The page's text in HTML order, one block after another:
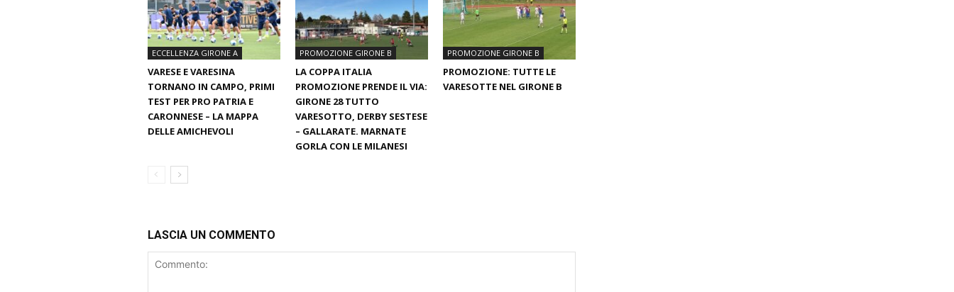
ECCELLENZA GIRONE A
VARESE E VARESINA
TORNANO IN CAMPO, PRIMI
TEST PER PRO PATRIA E
CARONNESE – LA MAPPA
DELLE AMICHEVOLI
PROMOZIONE GIRONE B
LA COPPA ITALIA
PROMOZIONE PRENDE IL VIA:
GIRONE 28 TUTTO
VARESOTTO, DERBY SESTESE
– GALLARATE. MARNATE
GORLA CON LE MILANESI
PROMOZIONE GIRONE B
PROMOZIONE: TUTTE LE
VARESOTTE NEL GIRONE B
LASCIA UN COMMENTO